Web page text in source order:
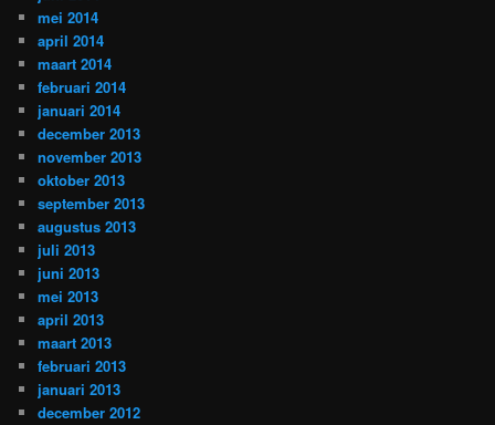
mei 2014
april 2014
maart 2014
februari 2014
januari 2014
december 2013
november 2013
oktober 2013
september 2013
augustus 2013
juli 2013
juni 2013
mei 2013
april 2013
maart 2013
februari 2013
januari 2013
december 2012